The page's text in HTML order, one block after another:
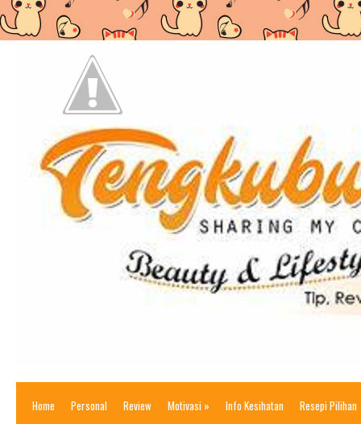
Home Personal Review Motivasi » Info Kesihatan Resepi Pilihan